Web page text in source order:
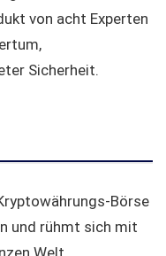
von acht Experten
Sicherheit.
Börse
und rühmt sich mit